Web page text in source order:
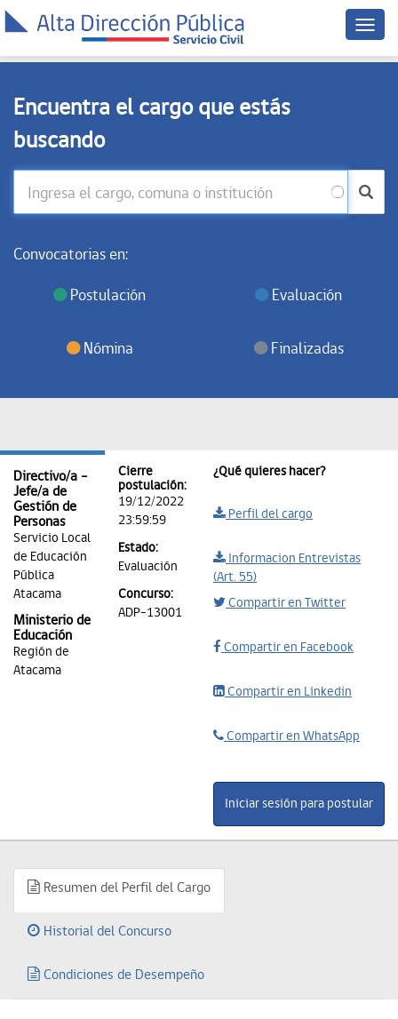
Menú
Encuentra el cargo que estás
buscando
Convocatorias en:
Postulación Evaluación
Nómina Finalizadas
Directivo/a -
Jefe/a de
Gestión de
Personas
Servicio Local
de Educación
Pública
Atacama
Ministerio de
Educación
Región de
Atacama
Cierre
postulación:
19/12/2022
23:59:59
Estado:
Evaluación
Concurso:
ADP-13001
¿Qué quieres hacer?
Perfil del cargo
Informacion Entrevistas
(Art. 55)
Compartir en Twitter
Compartir en Facebook
Compartir en Linkedin
Compartir en WhatsApp
Resumen del Perfil del Cargo
Historial del Concurso
Condiciones de Desempeño